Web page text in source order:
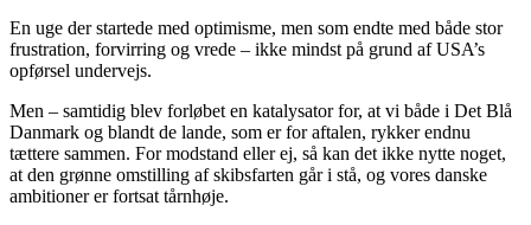
En uge der startede med optimisme, men som endte med både stor
frustration, forvirring og vrede – ikke mindst på grund af USA’s
opførsel undervejs.
Men – samtidig blev forløbet en katalysator for, at vi både i Det Blå
Danmark og blandt de lande, som er for aftalen, rykker endnu
tættere sammen. For modstand eller ej, så kan det ikke nytte noget,
at den grønne omstilling af skibsfarten går i stå, og vores danske
ambitioner er fortsat tårnhøje.